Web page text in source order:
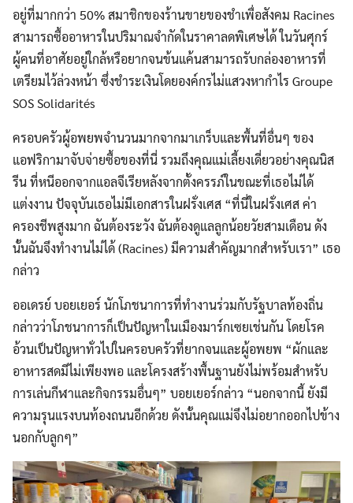
อยู่ที่มากกว่า 50% สมาชิกของร้านขายของชำเพื่อสังคม Racines
สามารถซื้ออาหารในปริมาณจำกัดในราคาลดพิเศษได้ ในวันศุกร์
ผู้คนที่อาศัยอยู่ใกล้หรือยากจนข้นแค้นสามารถรับกล่องอาหารที่
เตรียมไว้ล่วงหน้า ซึ่งชำระเงินโดยองค์กรไม่แสวงหากำไร Groupe
SOS Solidarités
ครอบครัวผู้อพยพจำนวนมากจากมาเกร็บและพื้นที่อื่นๆ ของ
แอฟริกามาจับจ่ายซื้อของที่นี่ รวมถึงคุณแม่เลี้ยงเดี่ยวอย่างคุณนิส
รีน ที่หนีออกจากแอลจีเรียหลังจากตั้งครรภ์ในขณะที่เธอไม่ได้
แต่งงาน ปัจจุบันเธอไม่มีเอกสารในฝรั่งเศส “ที่นี่ในฝรั่งเศส ค่า
ครองชีพสูงมาก ฉันต้องระวัง ฉันต้องดูแลลูกน้อยวัยสามเดือน ดัง
นั้นฉันจึงทำงานไม่ได้ (Racines) มีความสำคัญมากสำหรับเรา” เธอ
กล่าว
ออเดรย์ บอยเยอร์ นักโภชนาการที่ทำงานร่วมกับรัฐบาลท้องถิ่น
กล่าวว่าโภชนาการก็เป็นปัญหาในเมืองมาร์กเซยเช่นกัน โดยโรค
อ้วนเป็นปัญหาทั่วไปในครอบครัวที่ยากจนและผู้อพยพ “ผักและ
อาหารสดมีไม่เพียงพอ และโครงสร้างพื้นฐานยังไม่พร้อมสำหรับ
การเล่นกีฬาและกิจกรรมอื่นๆ” บอยเยอร์กล่าว “นอกจากนี้ ยังมี
ความรุนแรงบนท้องถนนอีกด้วย ดังนั้นคุณแม่จึงไม่อยากออกไปข้าง
นอกกับลูกๆ”